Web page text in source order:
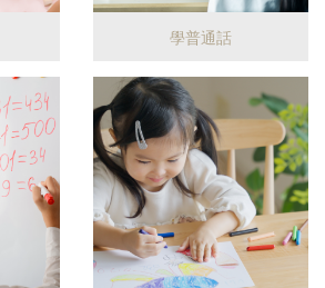
學普通話